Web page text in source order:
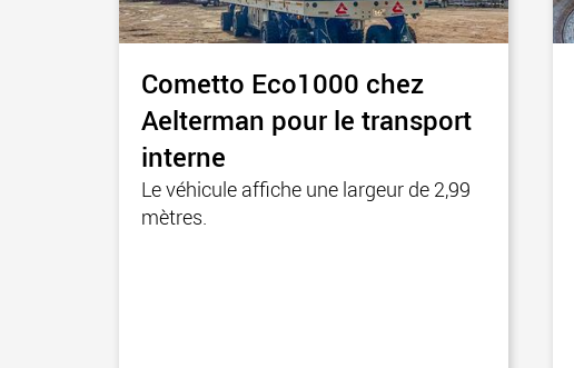
Cometto Eco1000 chez
Aelterman pour le transport
interne
Le véhicule affiche une largeur de 2,99
mètres.